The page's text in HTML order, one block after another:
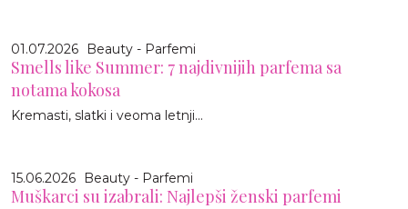
01.07.2026 Beauty - Parfemi
Smells like Summer: 7 najdivnijih parfema sa
notama kokosa
Kremasti, slatki i veoma letnji...
15.06.2026 Beauty - Parfemi
Muškarci su izabrali: Najlepši ženski parfemi